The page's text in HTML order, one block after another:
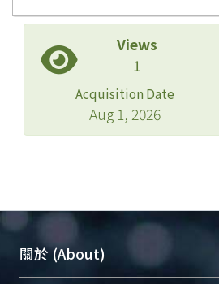
Views
1
Acquisition Date
Aug 1, 2026
關於 (About)